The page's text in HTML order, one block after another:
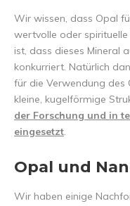
Wir wissen, dass Opal
wertvolle oder
ist, dass dieses Mineral
konkurriert. Natürlich
für die Verwendung des
kleine, kugelförmige
der Forschung und in
eingesetzt.
Opal und
Wir haben einige